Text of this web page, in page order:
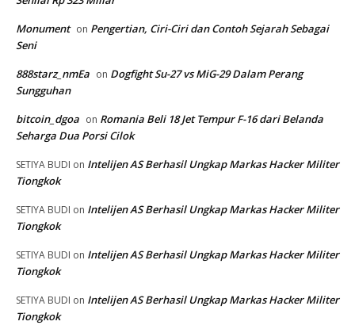
Monument on Pengertian, Ciri-Ciri dan Contoh Sejarah Sebagai
Seni
888starz_nmEa on Dogfight Su-27 vs MiG-29 Dalam Perang
Sungguhan
bitcoin_dgoa on Romania Beli 18 Jet Tempur F-16 dari Belanda
Seharga Dua Porsi Cilok
SETIYA BUDI on Intelijen AS Berhasil Ungkap Markas Hacker Militer
Tiongkok
SETIYA BUDI on Intelijen AS Berhasil Ungkap Markas Hacker Militer
Tiongkok
SETIYA BUDI on Intelijen AS Berhasil Ungkap Markas Hacker Militer
Tiongkok
SETIYA BUDI on Intelijen AS Berhasil Ungkap Markas Hacker Militer
Tiongkok